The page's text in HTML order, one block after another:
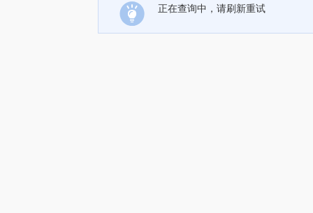
正在查询中，请刷新重试